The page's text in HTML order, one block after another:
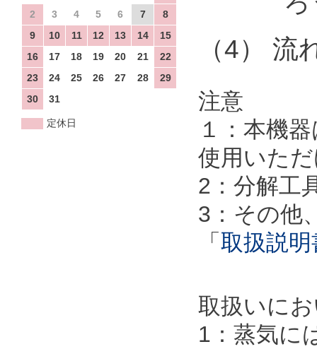
（4） 流
注意
１：本機
使用いた
2：分解工
3：その他
「 取扱説明
取扱いに
1：蒸気に
2 3 4 5 6 7
8
9
10 11 12 13 14
15
16
17 18 19 20 21
22
23
24 25 26 27 28
29
30
31
定休日